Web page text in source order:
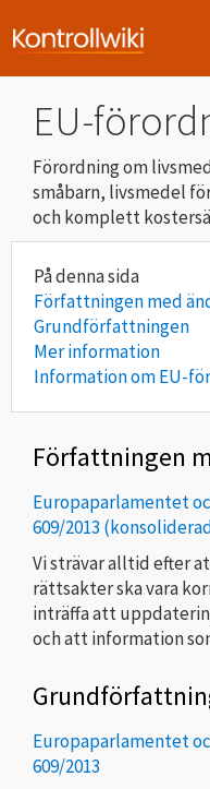
EU-
Förordning om
småbarn, livsmedel
och komplett
Författningen med
Grundförfattningen
Mer information
Information om EU-
Författningen
Europaparlamentet
609/2013
Vi strävar alltid efter
rättsakter ska vara
inträffa att
och att information
Europaparlamentet
609/2013